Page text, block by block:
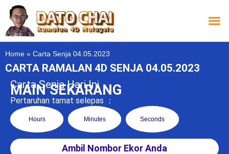
Home » Carta Senja 04.05.2023
CARTA RAMALAN 4D SENJA 04.05.2023
Carta Senja Hari Ini
MAIN SEKARANG
Pertaruhan tamat selepas ：
Hours Minutes Seconds
Ambil Nombor Ekor Anda